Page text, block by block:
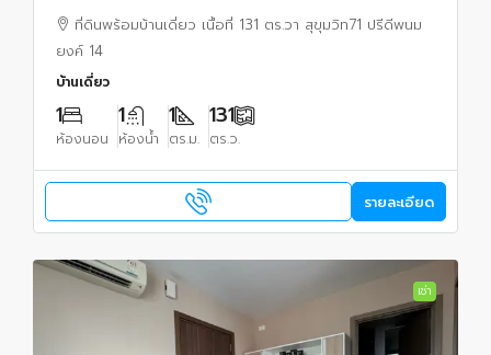
พร้อมเข้าปรับพื้นที่ให้เหมาะสมการใช้งาน
ที่ดินพร้อมบ้านเดี่ยว เนื้อที่ 131 ตร.วา สุขุมวิท71 ปรีดีพนม
ยงค์ 14
บ้านเดี่ยว
1
ห้องนอน
1
ห้องน้ำ
1
ตร.ม.
131
ตร.ว.
รายละเอียด
เช่า